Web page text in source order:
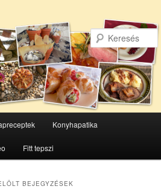
Konyhapatika
Fitt tepszi
BEJEGYZÉSEK